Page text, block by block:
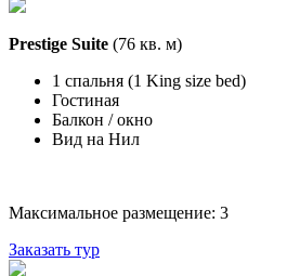
Prestige Suite (76 кв. м)
1 спальня (1 King size bed)
Гостиная
Балкон / окно
Вид на Нил
Максимальное размещение: 3
Заказать тур